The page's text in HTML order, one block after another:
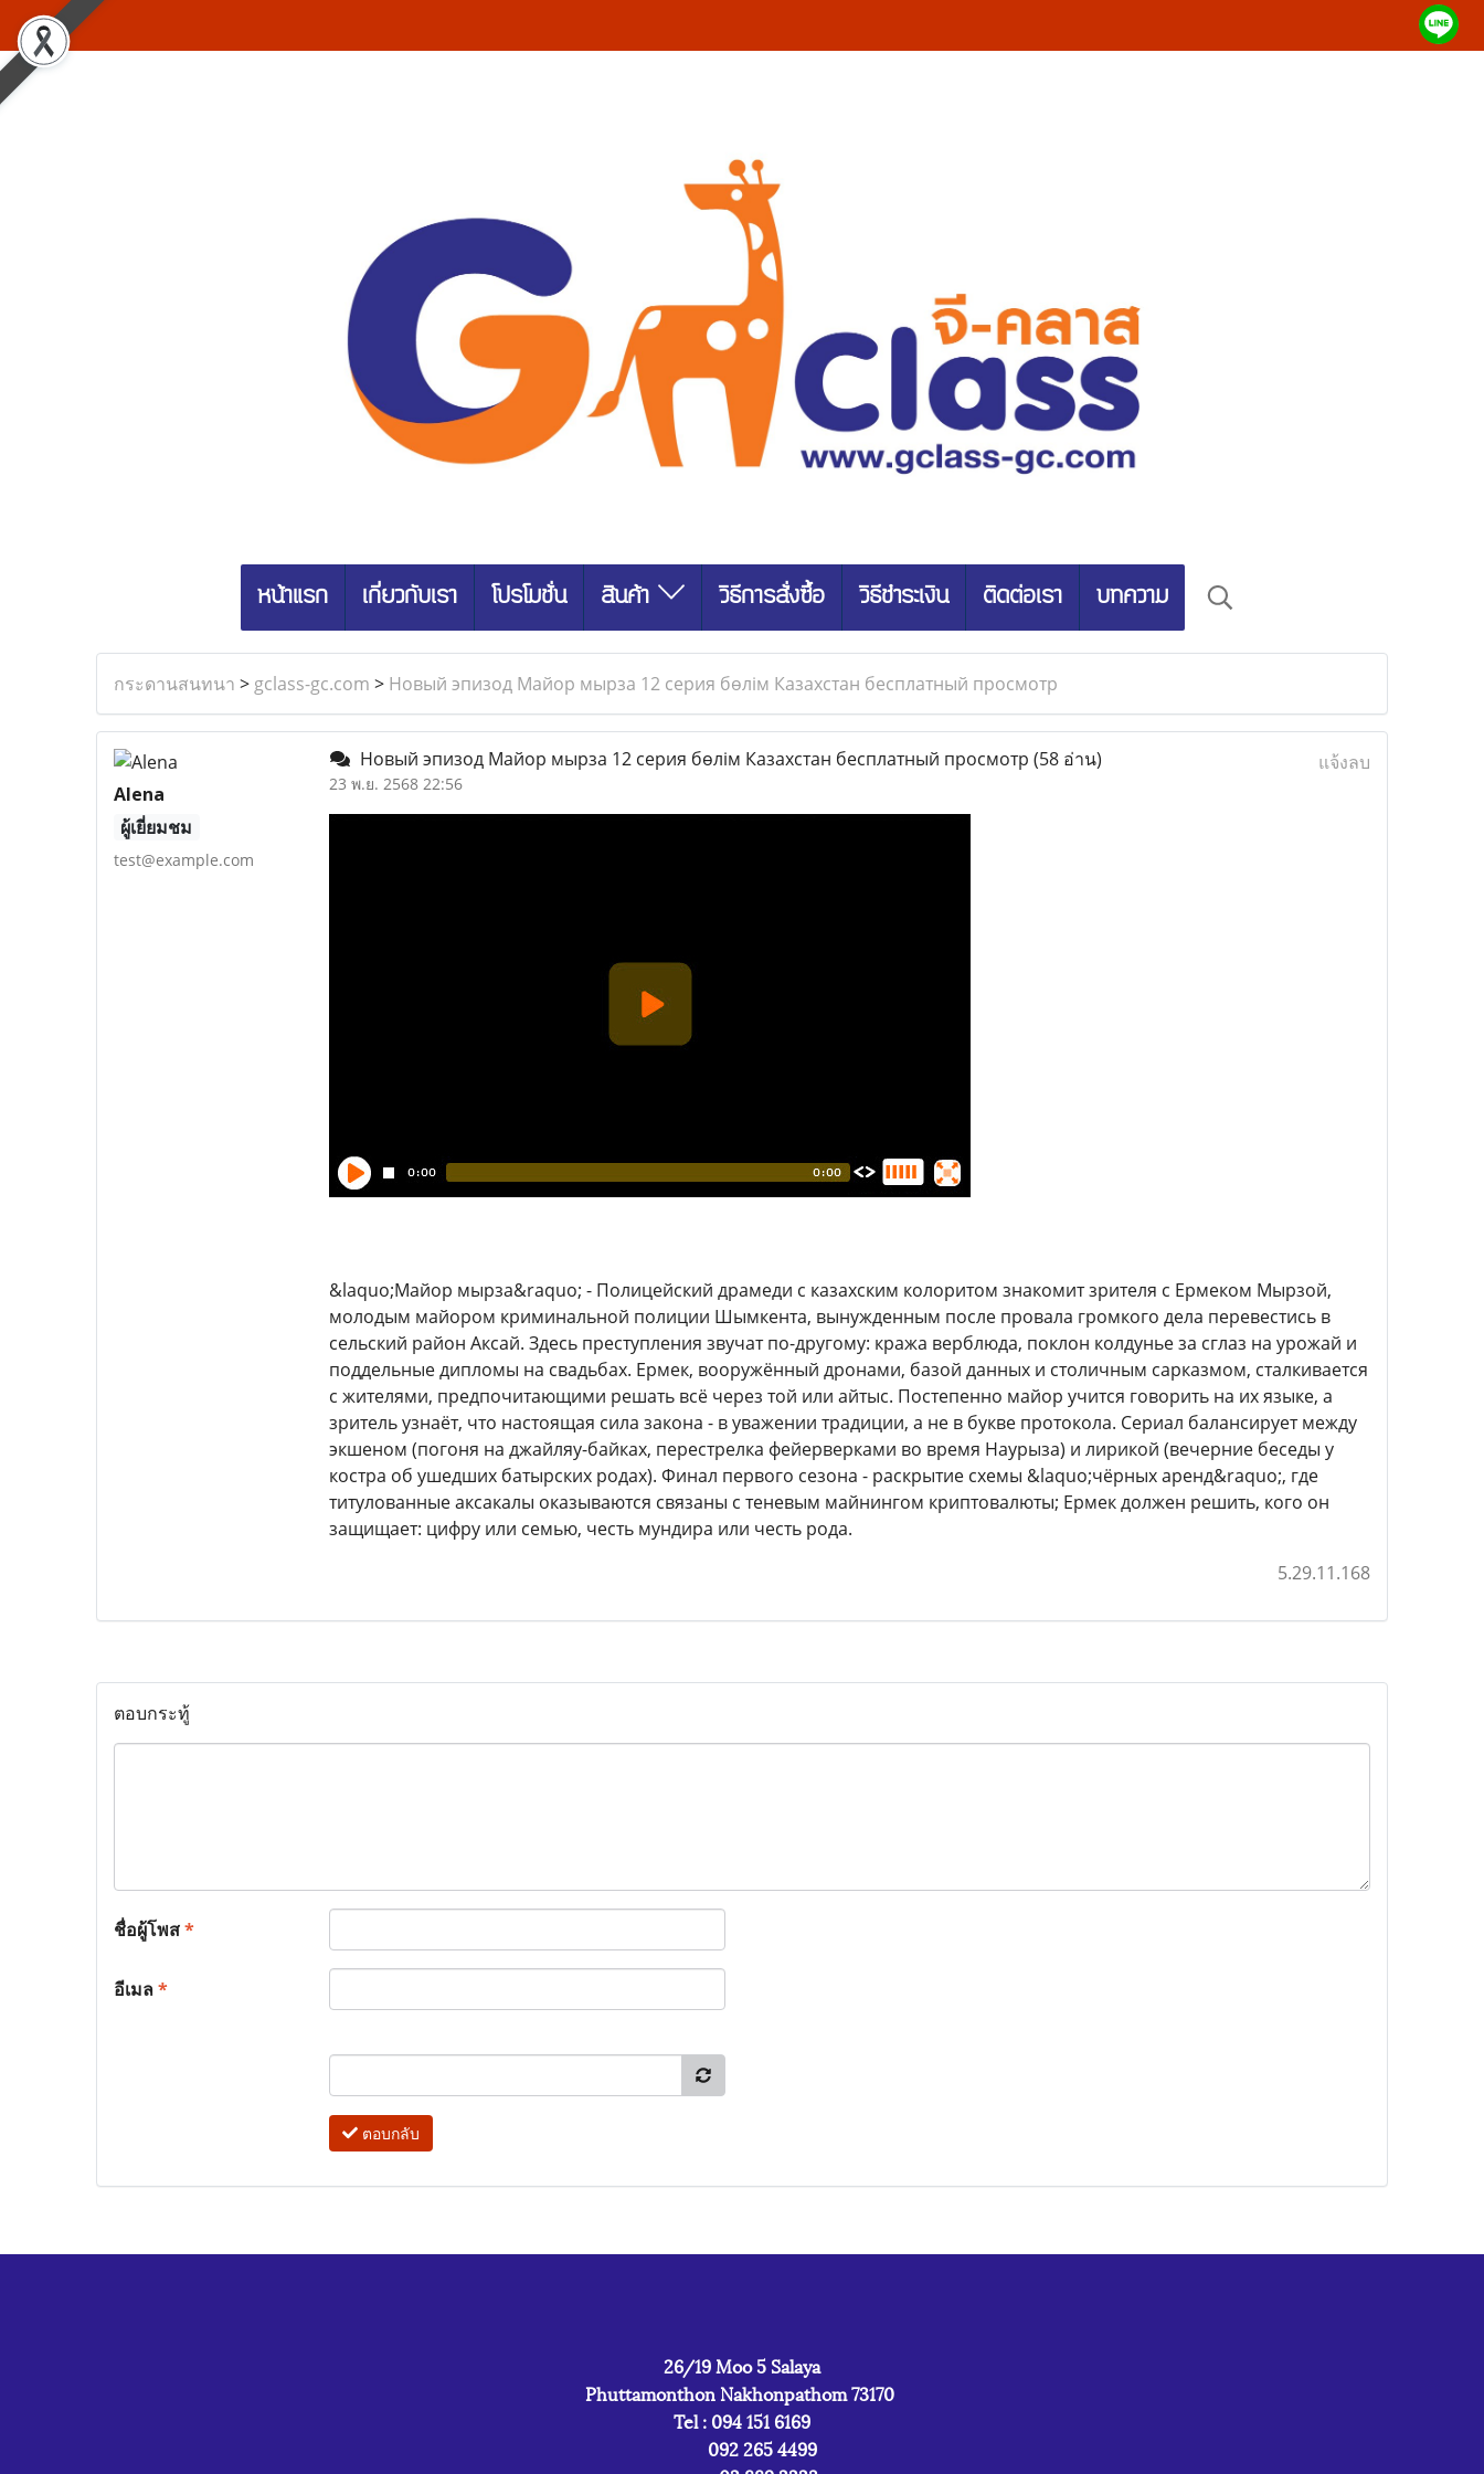
หน้าแรก เกี่ยวกับเรา โปรโมชั่น สินค้า วิธีการสั่งซื้อ วิธีชำระเงิน ติดต่อเรา บทความ
กระดานสนทนา > gclass-gc.com > Новый эпизод Майор мырза 12 серия бөлім Казахстан бесплатный просмотр
Alena
ผู้เยี่ยมชม
test@example.com
Новый эпизод Майор мырза 12 серия бөлім Казахстан бесплатный просмотр (58 อ่าน)
23 พ.ย. 2568 22:56
แจ้งลบ
&laquo;Майор мырза&raquo; - Полицейский драмеди с казахским колоритом знакомит зрителя с Ермеком Мырзой,
молодым майором криминальной полиции Шымкента, вынужденным после провала громкого дела перевестись в
сельский район Аксай. Здесь преступления звучат по-другому: кража верблюда, поклон колдунье за сглаз на урожай и
поддельные дипломы на свадьбах. Ермек, вооружённый дронами, базой данных и столичным сарказмом, сталкивается
с жителями, предпочитающими решать всё через той или айтыс. Постепенно майор учится говорить на их языке, а
зритель узнаёт, что настоящая сила закона - в уважении традиции, а не в букве протокола. Сериал балансирует между
экшеном (погоня на джайляу-байках, перестрелка фейерверками во время Наурыза) и лирикой (вечерние беседы у
костра об ушедших батырских родах). Финал первого сезона - раскрытие схемы &laquo;чёрных аренд&raquo;, где
титулованные аксакалы оказываются связаны с теневым майнингом криптовалюты; Ермек должен решить, кого он
защищает: цифру или семью, честь мундира или честь рода.
5.29.11.168
ตอบกระทู้
ชื่อผู้โพส*
อีเมล*
ตอบกลับ
26/19 Moo 5 Salaya
Phuttamonthon Nakhonpathom 73170
Tel : 094 151 6169
092 265 4499